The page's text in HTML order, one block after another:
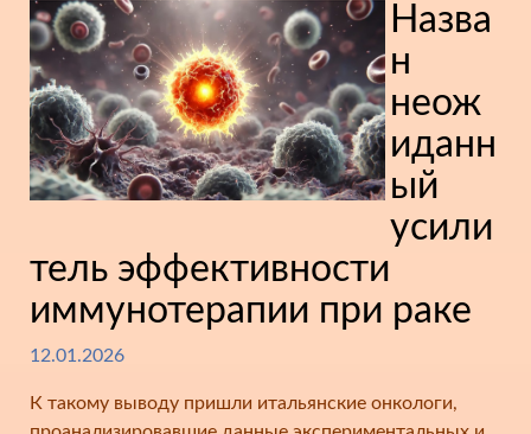
Назва
н
неож
иданн
ый
усили
тель эффективности
иммунотерапии при раке
12.01.2026
К такому выводу пришли итальянские онкологи,